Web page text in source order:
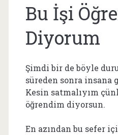
Bu İşi
Diyorum
Şimdi bir de böyle
süreden sonra insana
Kesin satmalıyım
öğrendim diyorsun.
En azından bu sefer